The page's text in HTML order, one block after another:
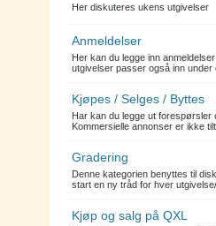
Her diskuteres ukens utgivelser
Anmeldelser
Her kan du legge inn
utgivelser passer også inn under
Kjøpes / Selges / Byttes
Har kan du legge ut forespørsler
Kommersielle annonser er ikke
Gradering
Denne kategorien benyttes til
start en ny tråd for hver
Kjøp og salg på QXL